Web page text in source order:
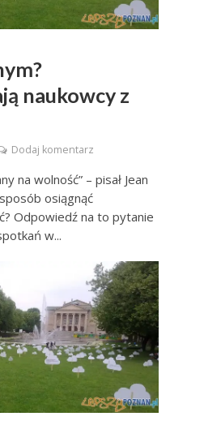
naukowcy z
Dodaj komentarz
na wolność” – pisał Jean
osiągnąć
Odpowiedź na to pytanie
w...